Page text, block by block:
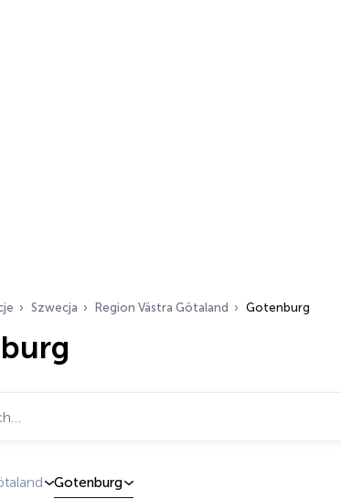
Szwecja Region Västra Götaland Gotenburg
Gotenburg